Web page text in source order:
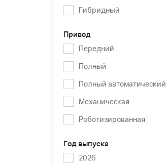
Гибридный
Привод
Передний
Полный
Полный автоматический
Механическая
Роботизированная
Год выпуска
2026